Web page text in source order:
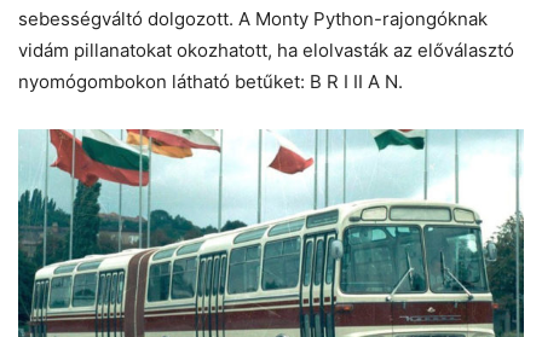
sebességváltó dolgozott. A Monty Python-rajongóknak
vidám pillanatokat okozhatott, ha elolvasták az előválasztó
nyomógombokon látható betűket: B R I II A N.